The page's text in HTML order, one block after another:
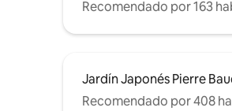
Recomendado por 163
Jardín Japonés Pierre
Recomendado por 408